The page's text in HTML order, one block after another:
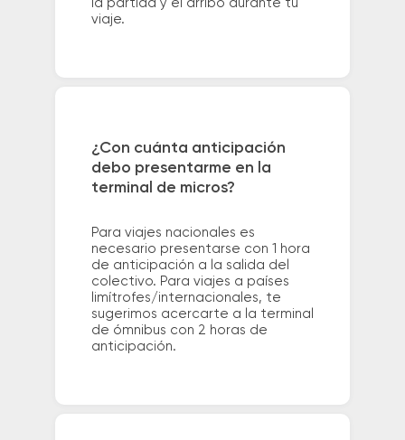
la partida y el arribo durante tu
viaje.
¿Con cuánta anticipación
debo presentarme en la
terminal de micros?
Para viajes nacionales es
necesario presentarse con 1 hora
de anticipación a la salida del
colectivo. Para viajes a países
limítrofes/internacionales, te
sugerimos acercarte a la terminal
de ómnibus con 2 horas de
anticipación.